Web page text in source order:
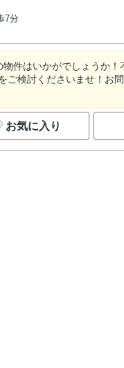
7分
件はいかがでしょうか！
ご検討くださいませ！お
お気に入り